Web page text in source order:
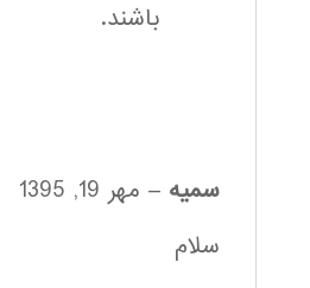
باشند.
سمیه – مهر 19, 1395
سلام